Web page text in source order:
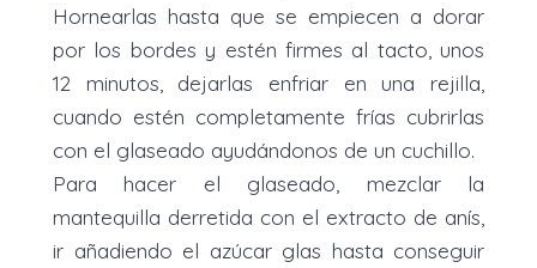
Hornearlas hasta que se empiecen a dorar
por los bordes y estén firmes al tacto, unos
12 minutos, dejarlas enfriar en una rejilla,
cuando estén completamente frías cubrirlas
con el glaseado ayudándonos de un cuchillo.
Para hacer el glaseado, mezclar la
mantequilla derretida con el extracto de anís,
ir añadiendo el azúcar glas hasta conseguir